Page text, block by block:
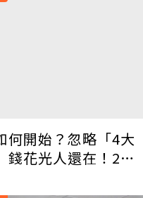
何開始？忽略「4大
錢花光人還在！2方